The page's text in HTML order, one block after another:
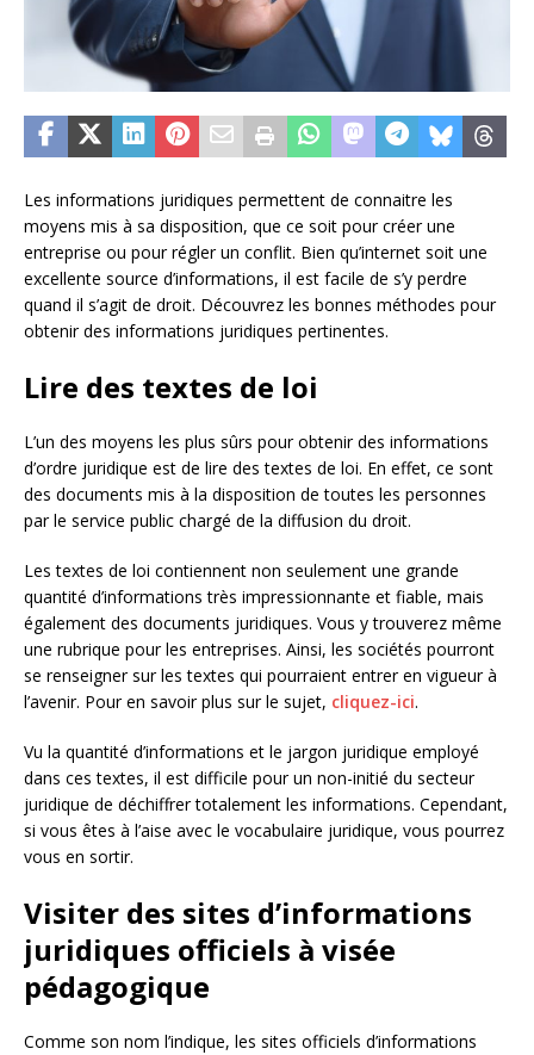
Les informations juridiques permettent de connaitre les
moyens mis à sa disposition, que ce soit pour créer une
entreprise ou pour régler un conflit. Bien qu’internet soit une
excellente source d’informations, il est facile de s’y perdre
quand il s’agit de droit. Découvrez les bonnes méthodes pour
obtenir des informations juridiques pertinentes.
Lire des textes de loi
L’un des moyens les plus sûrs pour obtenir des informations
d’ordre juridique est de lire des textes de loi. En effet, ce sont
des documents mis à la disposition de toutes les personnes
par le service public chargé de la diffusion du droit.
Les textes de loi contiennent non seulement une grande
quantité d’informations très impressionnante et fiable, mais
également des documents juridiques. Vous y trouverez même
une rubrique pour les entreprises. Ainsi, les sociétés pourront
se renseigner sur les textes qui pourraient entrer en vigueur à
l’avenir. Pour en savoir plus sur le sujet, cliquez-ici.
Vu la quantité d’informations et le jargon juridique employé
dans ces textes, il est difficile pour un non-initié du secteur
juridique de déchiffrer totalement les informations. Cependant,
si vous êtes à l’aise avec le vocabulaire juridique, vous pourrez
vous en sortir.
Visiter des sites d’informations
juridiques officiels à visée
pédagogique
Comme son nom l’indique, les sites officiels d’informations